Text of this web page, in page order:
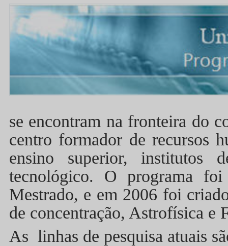
se encontram na fronteira do
centro formador de recursos
ensino superior, institutos
tecnológico. O programa
Mestrado, e em 2006 foi
de concentração, Astrofísica e
As linhas de pesquisa atuais